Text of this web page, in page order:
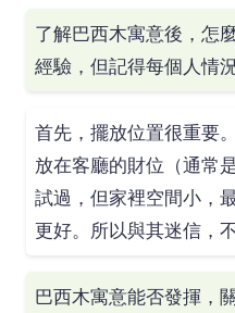
了解巴西木寓意後，怎
經驗，但記得每個人情
首先，擺放位置很重要
放在客廳的財位（通常
試過，但家裡空間小，
更好。所以與其迷信，
巴西木寓意能否發揮，